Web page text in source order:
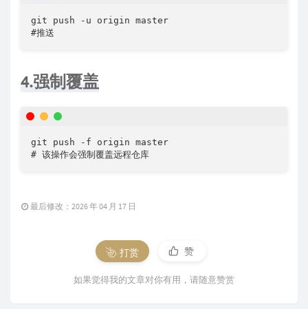
git push -u origin master
#推送
4.强制覆盖
git push -f origin master
# 该操作会强制覆盖远程仓库
最后修改：2026 年 04 月 17 日
打赏 赞
如果觉得我的文章对你有用，请随意赞赏